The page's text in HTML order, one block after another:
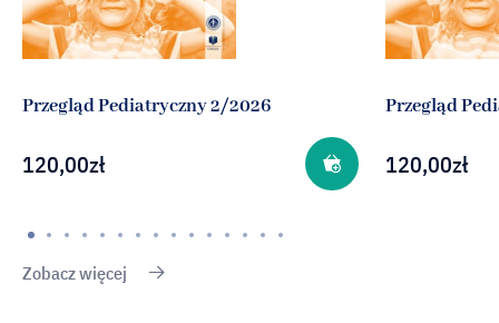
Przegląd Pediatryczny 2/2026
120,00zł
Przegląd
120,00zł
Zobacz więcej